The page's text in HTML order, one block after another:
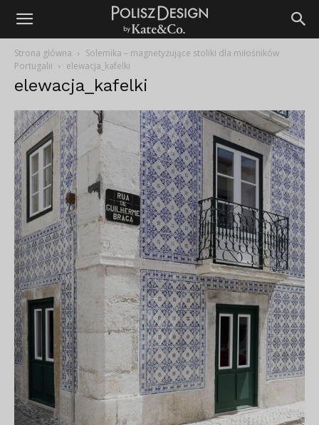
Strona główna
Solemika – magnetyzujące stoliki dla miłośników
Portugalii
elewacja_kafelki
elewacja_kafelki